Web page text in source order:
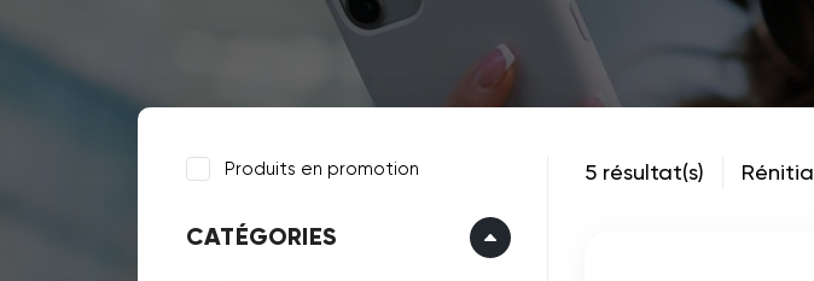
Produits en promotion
CATÉGORIES
5 résultat(s)